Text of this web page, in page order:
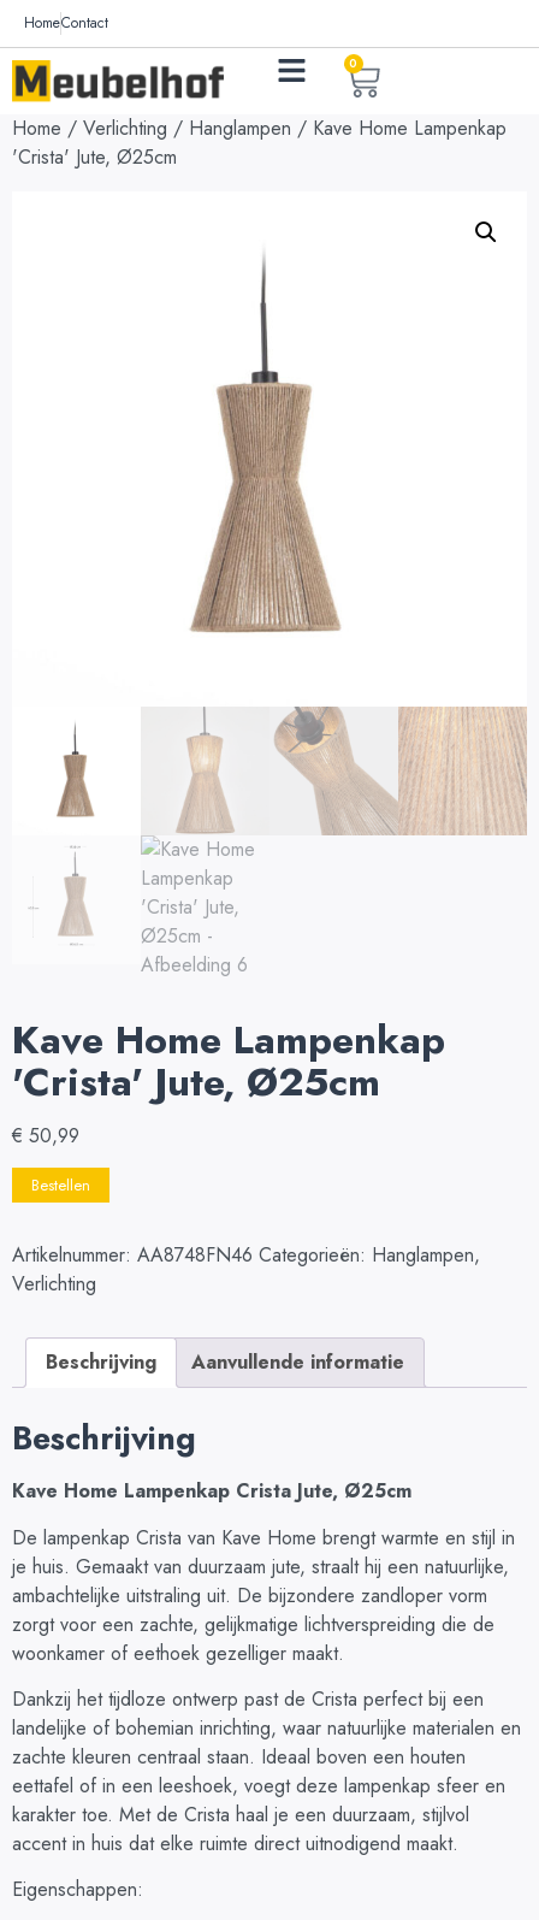
HomeContact
0
Home / Verlichting / Hanglampen / Kave Home Lampenkap
'Crista' Jute, Ø25cm
Kave Home Lampenkap
'Crista' Jute, Ø25cm
€ 50,99
Bestellen
Artikelnummer: AA8748FN46 Categorieën: Hanglampen,
Verlichting
Beschrijving Aanvullende informatie
Beschrijving
Kave Home Lampenkap Crista Jute, Ø25cm
De lampenkap Crista van Kave Home brengt warmte en stijl in
je huis. Gemaakt van duurzaam jute, straalt hij een natuurlijke,
ambachtelijke uitstraling uit. De bijzondere zandloper vorm
zorgt voor een zachte, gelijkmatige lichtverspreiding die de
woonkamer of eethoek gezelliger maakt.
Dankzij het tijdloze ontwerp past de Crista perfect bij een
landelijke of bohemian inrichting, waar natuurlijke materialen en
zachte kleuren centraal staan. Ideaal boven een houten
eettafel of in een leeshoek, voegt deze lampenkap sfeer en
karakter toe. Met de Crista haal je een duurzaam, stijlvol
accent in huis dat elke ruimte direct uitnodigend maakt.
Eigenschappen: